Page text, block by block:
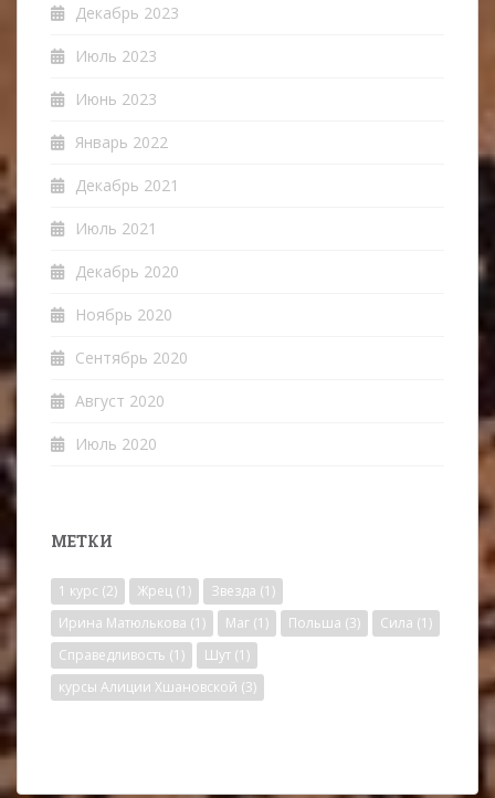
Декабрь 2023
Июль 2023
Июнь 2023
Январь 2022
Декабрь 2021
Июль 2021
Декабрь 2020
Ноябрь 2020
Сентябрь 2020
Август 2020
Июль 2020
МЕТКИ
1 курс (2) Жрец (1) Звезда (1)
Ирина Матюлькова (1) Маг (1) Польша (3) Сила (1)
Справедливость (1) Шут (1)
курсы Алиции Хшановской (3)